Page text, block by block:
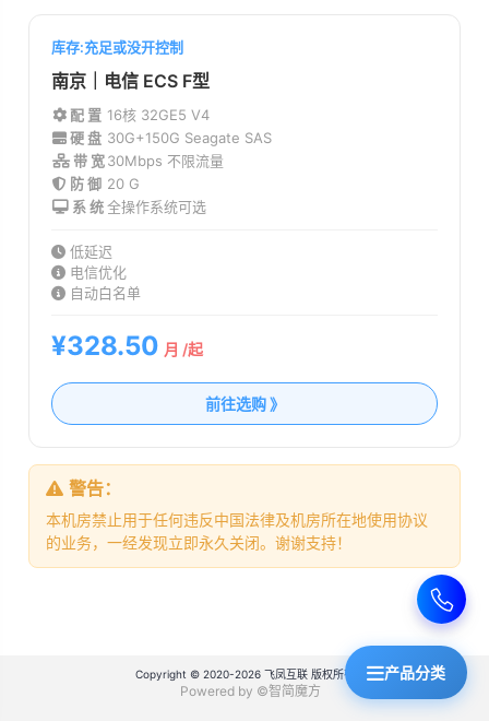
产品分类
库存:充足或没开控制
南京｜电信 ECS F型
配 置 16核 32GE5 V4
硬 盘 30G+150G Seagate SAS
带 宽30Mbps 不限流量
防 御 20 G
系 统 全操作系统可选
低延迟
电信优化
自动白名单
¥328.50 月 /起
前往选购 》
警告：
本机房禁止用于任何违反中国法律及机房所在地使用协议
的业务，一经发现立即永久关闭。谢谢支持！
Copyright © 2020-2026 飞凤互联 版权所有
Powered by ©智简魔方